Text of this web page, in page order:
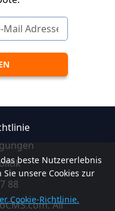
beste Nutzererlebnis
unsere Cookies zur
Cookie-Richtlinie.
88
All